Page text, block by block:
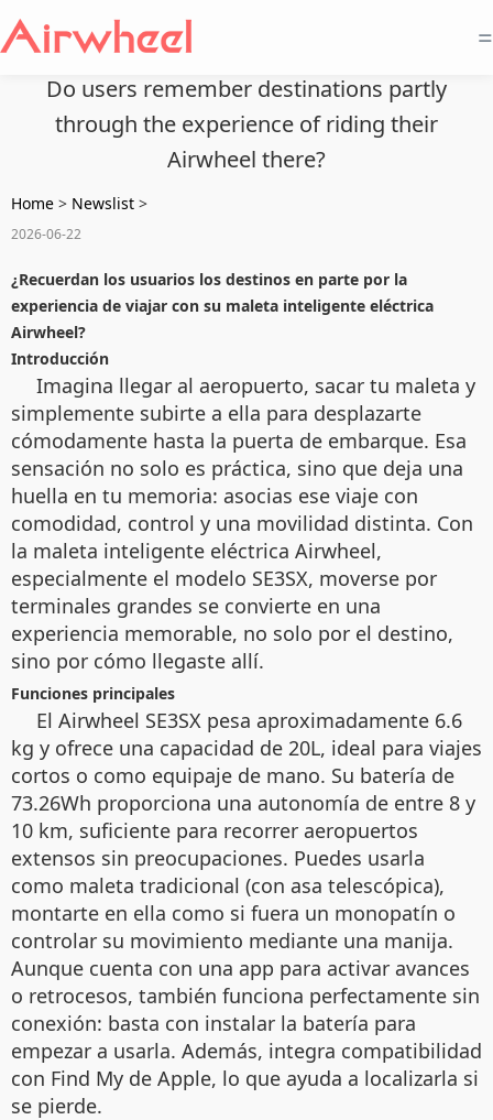
=
Do users remember destinations partly
through the experience of riding their
Airwheel there?
Home > Newslist >
2026-06-22
¿Recuerdan los usuarios los destinos en parte por la
experiencia de viajar con su maleta inteligente eléctrica
Airwheel?
Introducción
Imagina llegar al aeropuerto, sacar tu maleta y
simplemente subirte a ella para desplazarte
cómodamente hasta la puerta de embarque. Esa
sensación no solo es práctica, sino que deja una
huella en tu memoria: asocias ese viaje con
comodidad, control y una movilidad distinta. Con
la maleta inteligente eléctrica Airwheel,
especialmente el modelo SE3SX, moverse por
terminales grandes se convierte en una
experiencia memorable, no solo por el destino,
sino por cómo llegaste allí.
Funciones principales
El Airwheel SE3SX pesa aproximadamente 6.6
kg y ofrece una capacidad de 20L, ideal para viajes
cortos o como equipaje de mano. Su batería de
73.26Wh proporciona una autonomía de entre 8 y
10 km, suficiente para recorrer aeropuertos
extensos sin preocupaciones. Puedes usarla
como maleta tradicional (con asa telescópica),
montarte en ella como si fuera un monopatín o
controlar su movimiento mediante una manija.
Aunque cuenta con una app para activar avances
o retrocesos, también funciona perfectamente sin
conexión: basta con instalar la batería para
empezar a usarla. Además, integra compatibilidad
con Find My de Apple, lo que ayuda a localizarla si
se pierde.